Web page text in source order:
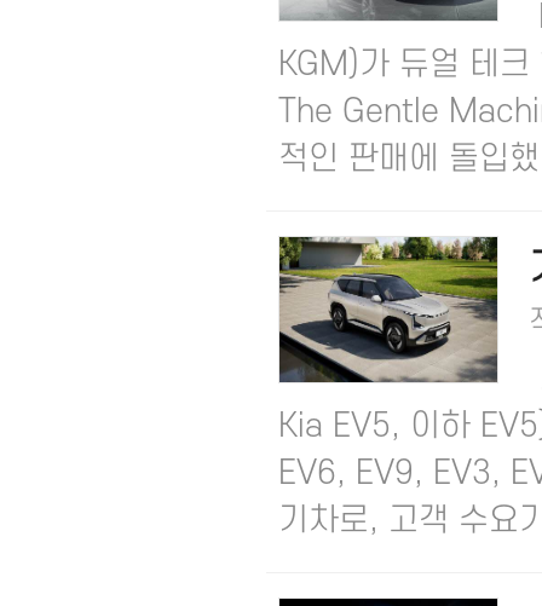
KGM)가 듀얼 테
The Gentle
적인 판매에 돌입
Kia EV5, 이하
EV6, EV9, EV3,
기차로, 고객 수요